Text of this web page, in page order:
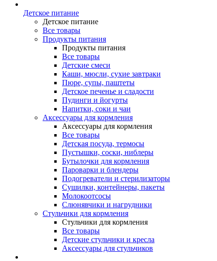
Детское питание
Детское питание
Все товары
Продукты питания
Продукты питания
Все товары
Детские смеси
Каши, мюсли, сухие завтраки
Пюре, супы, паштеты
Детское печенье и сладости
Пудинги и йогурты
Напитки, соки и чаи
Аксессуары для кормления
Аксессуары для кормления
Все товары
Детская посуда, термосы
Пустышки, соски, ниблеры
Бутылочки для кормления
Пароварки и блендеры
Подогреватели и стерилизаторы
Сушилки, контейнеры, пакеты
Молокоотсосы
Слюнявчики и нагрудники
Стульчики для кормления
Стульчики для кормления
Все товары
Детские стульчики и кресла
Аксессуары для стульчиков